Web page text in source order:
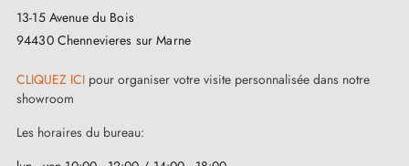
13-15 Avenue du Bois
94430 Chennevieres sur Marne
CLIQUEZ ICI pour organiser votre visite personnalisée dans notre
showroom
Les horaires du bureau: